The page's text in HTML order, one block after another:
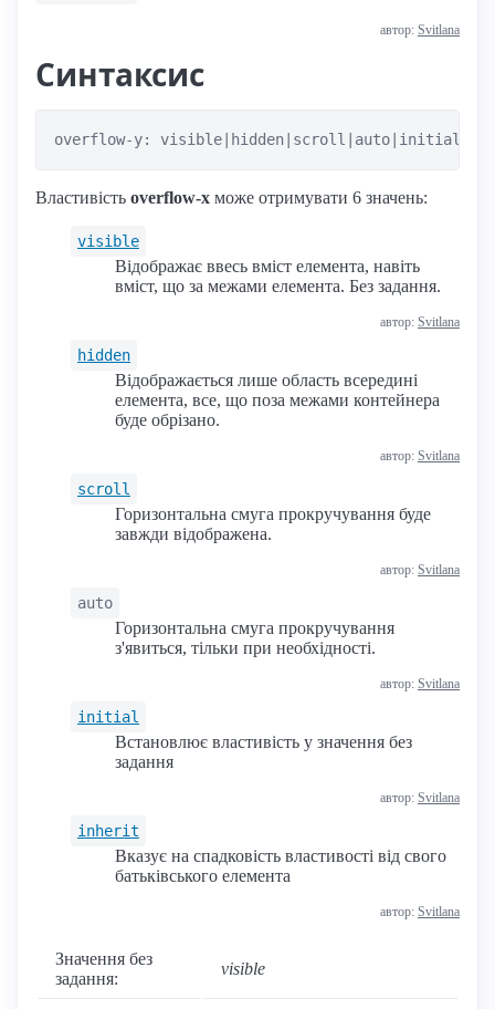
автор: Svitlana
Синтаксис
overflow-y:
Властивість overflow-x може отримувати 6 значень:
visible
Відображає ввесь вміст елемента, навіть
вміст, що за межами елемента. Без задання.
автор: Svitlana
hidden
Відображається лише область всередині
елемента, все, що поза межами контейнера
буде обрізано.
автор: Svitlana
scroll
Горизонтальна смуга прокручування буде
завжди відображена.
автор: Svitlana
auto
Горизонтальна смуга прокручування
з'явиться, тільки при необхідності.
автор: Svitlana
initial
Встановлює властивість у значення без
задання
автор: Svitlana
inherit
Вказує на спадковість властивості від свого
батьківського елемента
автор: Svitlana
Значення без
задання:
visible